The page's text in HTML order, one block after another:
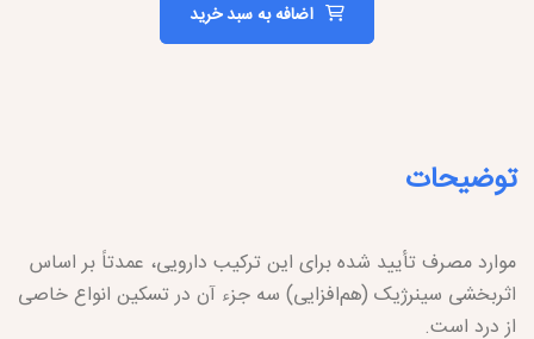
اضافه به سبد خرید
توضیحات
موارد مصرف تأیید شده برای این ترکیب دارویی، عمدتاً بر اساس
اثربخشی سینرژیک (هم‌افزایی) سه جزء آن در تسکین انواع خاصی
از درد است.